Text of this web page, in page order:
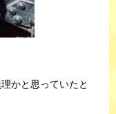
かと思っていたと